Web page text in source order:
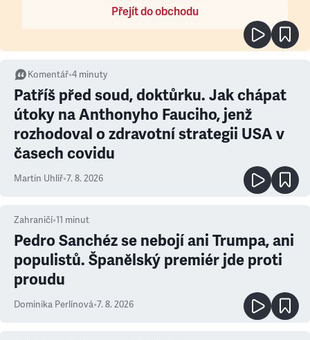
Přejít do obchodu
Komentář•4 minuty
Patříš před soud, doktůrku. Jak chápat
útoky na Anthonyho Fauciho, jenž
rozhodoval o zdravotní strategii USA v
časech covidu
Martin Uhlíř•7. 8. 2026
Zahraničí•11 minut
Pedro Sanchéz se nebojí ani Trumpa, ani
populistů. Španělský premiér jde proti
proudu
Dominika Perlínová•7. 8. 2026